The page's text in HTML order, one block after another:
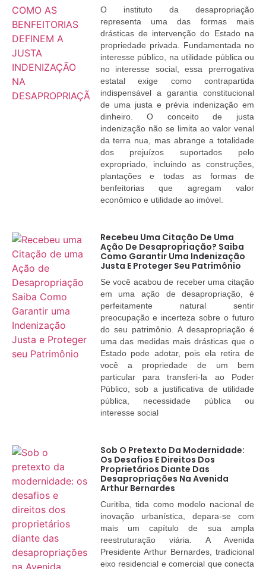
O instituto da desapropriação
representa uma das formas mais
drásticas de intervenção do Estado na
propriedade privada. Fundamentada no
interesse público, na utilidade pública ou
no interesse social, essa prerrogativa
estatal exige como contrapartida
indispensável a garantia constitucional
de uma justa e prévia indenização em
dinheiro. O conceito de justa
indenização não se limita ao valor venal
da terra nua, mas abrange a totalidade
dos prejuízos suportados pelo
expropriado, incluindo as construções,
plantações e todas as formas de
benfeitorias que agregam valor
econômico e utilidade ao imóvel.
Recebeu Uma Citação De Uma
Ação De Desapropriação? Saiba
Como Garantir Uma Indenização
Justa E Proteger Seu Patrimônio
Se você acabou de receber uma citação
em uma ação de desapropriação, é
perfeitamente natural sentir
preocupação e incerteza sobre o futuro
do seu patrimônio. A desapropriação é
uma das medidas mais drásticas que o
Estado pode adotar, pois ela retira de
você a propriedade de um bem
particular para transferi-la ao Poder
Público, sob a justificativa de utilidade
pública, necessidade pública ou
interesse social
Sob O Pretexto Da Modernidade:
Os Desafios E Direitos Dos
Proprietários Diante Das
Desapropriações Na Avenida
Arthur Bernardes
Curitiba, tida como modelo nacional de
inovação urbanística, depara-se com
mais um capítulo de sua ampla
reestruturação viária. A Avenida
Presidente Arthur Bernardes, tradicional
eixo residencial e comercial que conecta